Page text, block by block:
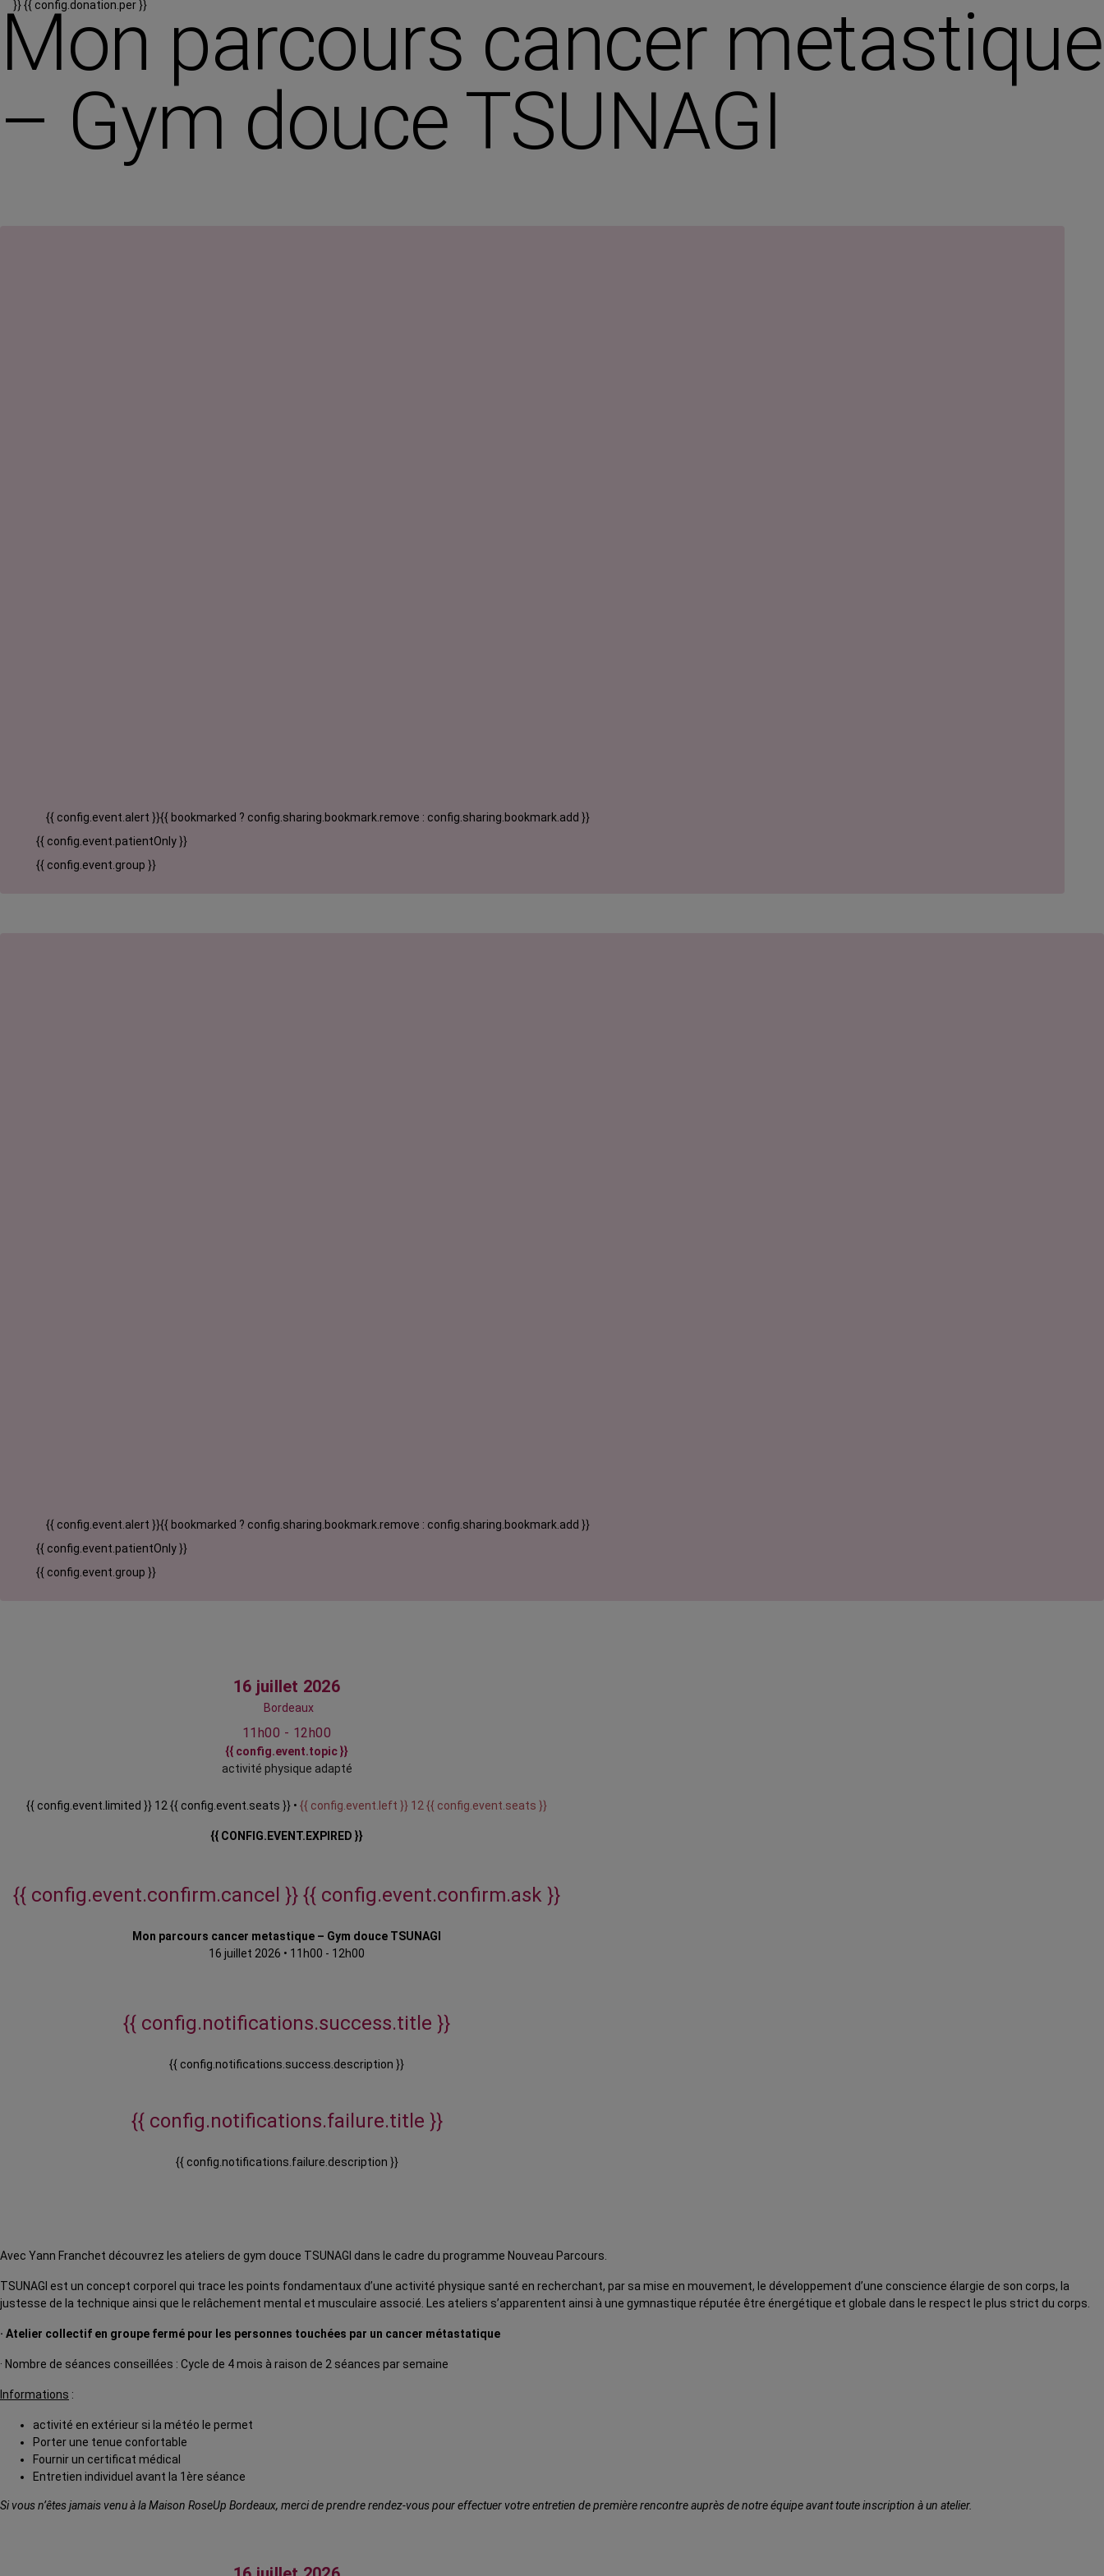
}}{{ config.donation.per }}
Mon parcours cancer metastique
– Gym douce TSUNAGI
{{ config.event.alert }}{{ bookmarked ? config.sharing.bookmark.remove : config.sharing.bookmark.add }}
{{ config.event.patientOnly }}
{{ config.event.group }}
{{ config.event.alert }}{{ bookmarked ? config.sharing.bookmark.remove : config.sharing.bookmark.add }}
{{ config.event.patientOnly }}
{{ config.event.group }}
16 juillet 2026
Bordeaux
11h00 - 12h00
{{ config.event.topic }}
activité physique adapté
{{ config.event.limited }} 12 {{ config.event.seats }} • {{ config.event.left }} 12 {{ config.event.seats }}
{{ CONFIG.EVENT.EXPIRED }}
{{ config.event.confirm.cancel }} {{ config.event.confirm.ask }}
Mon parcours cancer metastique – Gym douce TSUNAGI
16 juillet 2026 • 11h00 - 12h00
{{ config.notifications.success.title }}
{{ config.notifications.success.description }}
{{ config.notifications.failure.title }}
{{ config.notifications.failure.description }}
Avec Yann Franchet découvrez les ateliers de gym douce TSUNAGI dans le cadre du programme Nouveau Parcours.
TSUNAGI est un concept corporel qui trace les points fondamentaux d’une activité physique santé en recherchant, par sa mise en mouvement, le développement d’une conscience élargie de son corps, la
justesse de la technique ainsi que le relâchement mental et musculaire associé. Les ateliers s’apparentent ainsi à une gymnastique réputée être énergétique et globale dans le respect le plus strict du corps.
· Atelier collectif en groupe fermé pour les personnes touchées par un cancer métastatique
· Nombre de séances conseillées : Cycle de 4 mois à raison de 2 séances par semaine
Informations :
activité en extérieur si la météo le permet
Porter une tenue confortable
Fournir un certificat médical
Entretien individuel avant la 1ère séance
Si vous n’êtes jamais venu à la Maison RoseUp Bordeaux, merci de prendre rendez-vous pour effectuer votre entretien de première rencontre auprès de notre équipe avant toute inscription à un atelier.